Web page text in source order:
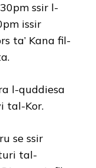
ssir l-
issir
ta’ Kana fil-
l-quddiesa
tal-Kor.
se ssir
tal-